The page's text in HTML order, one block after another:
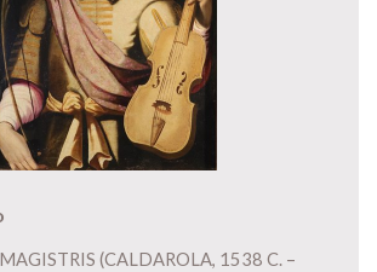
(CALDAROLA, 1538 C. –